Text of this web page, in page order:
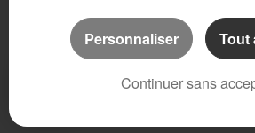
Personnaliser Tout
Continuer sans